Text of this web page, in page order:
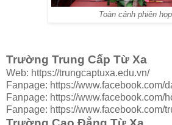
Toàn cảnh phiên
Trường Trung Cấp Từ Xa
Web: https://trungcaptuxa.edu.vn/
Fanpage: https://www.facebook.com/
Fanpage: https://www.facebook.com/
Fanpage: https://www.facebook.com/